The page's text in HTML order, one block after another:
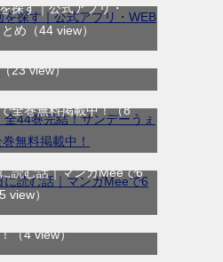
探す｜公式アプリ・
め （44 view）
｜ブラウザで無料漫画
（23 view）
44巻完結！サンデーう
全巻無料掲載中！（8
読む話｜マンガMeeで6
5 view）
30巻！マンガParkで期
（4 view）
巻！マンガBANGで無料